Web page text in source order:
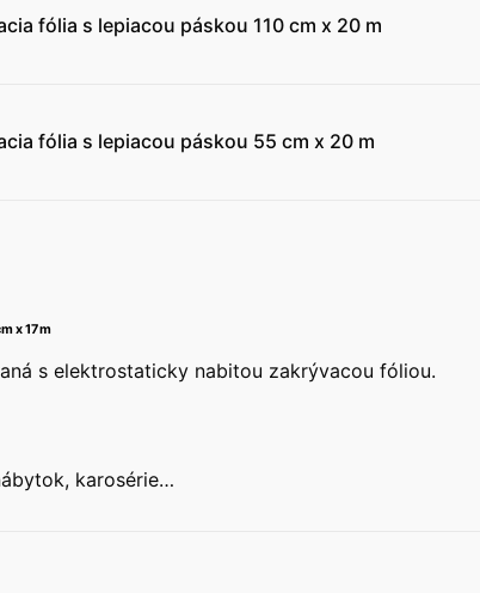
fólia s lepiacou páskou 110 cm x 20 m
fólia s lepiacou páskou 55 cm x 20 m
x 17 m
s elektrostaticky nabitou zakrývacou fóliou.
karosérie…